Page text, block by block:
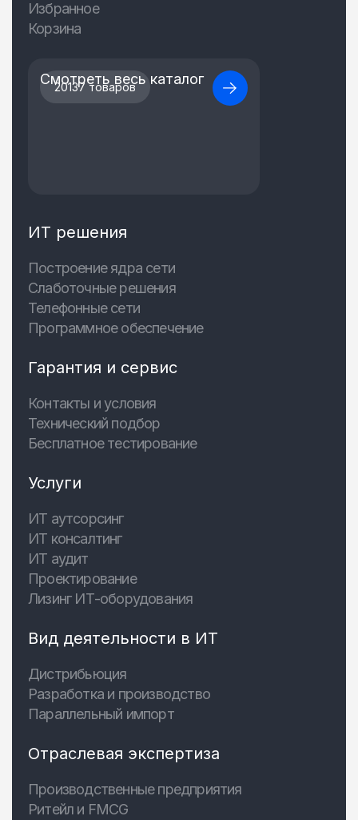
Избранное
Корзина
20137 товаров
Смотреть весь каталог
ИТ решения
Построение ядра сети
Слаботочные решения
Телефонные сети
Программное обеспечение
Гарантия и сервис
Контакты и условия
Технический подбор
Бесплатное тестирование
Услуги
ИТ аутсорсинг
ИТ консалтинг
ИТ аудит
Проектирование
Лизинг ИТ-оборудования
Вид деятельности в ИТ
Дистрибьюция
Разработка и производство
Параллельный импорт
Отраслевая экспертиза
Производственные предприятия
Ритейл и FMCG